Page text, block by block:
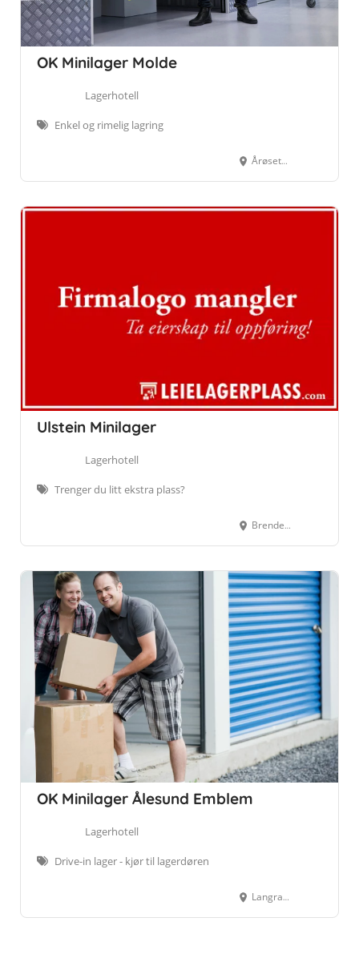
OK Minilager Molde
Lagerhotell
Enkel og rimelig lagring
Årøsetervegen 37, 6422, Molde
Ulstein Minilager
Lagerhotell
Trenger du litt ekstra plass?
Brendehaugen 7, Ulsteinvik
OK Minilager Ålesund Emblem
Lagerhotell
Drive-in lager - kjør til lagerdøren
Langrabben 52, 6013, Ålesund